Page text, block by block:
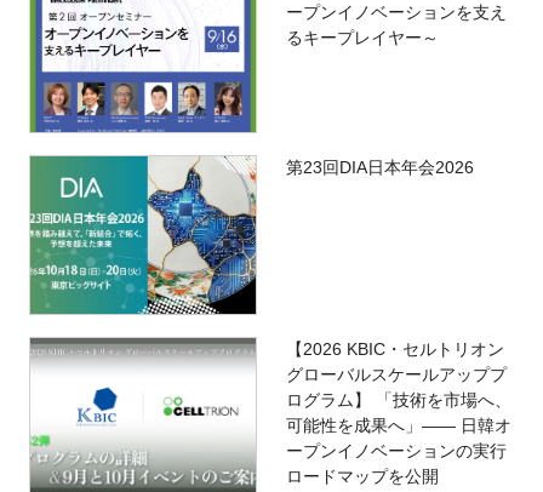
ープンイノベーションを支え
るキープレイヤー～
第23回DIA日本年会2026
【2026 KBIC・セルトリオン
グローバルスケールアッププ
ログラム】 「技術を市場へ、
可能性を成果へ」―― 日韓オ
ープンイノベーションの実行
ロードマップを公開